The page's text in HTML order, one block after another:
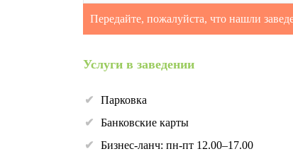
Передайте, пожалуйста, что нашли
Услуги в заведении
Парковка
Банковские карты
Бизнес-ланч: пн-пт 12.00–17.00